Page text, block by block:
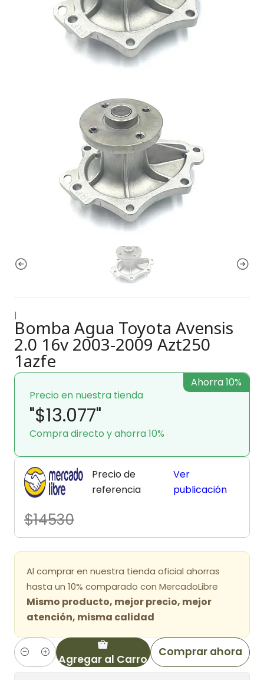
|
Bomba Agua Toyota Avensis
2.0 16v 2003-2009 Azt250
1azfe
Precio en nuestra tienda
"$13.077"
Compra directo y ahorra 10%
Ahorra 10%
Precio de
referencia
$14530
Ver
publicación
Al comprar en nuestra tienda oficial ahorras
hasta un 10% comparado con MercadoLibre
Mismo producto, mejor precio, mejor
atención, misma calidad
Cantidad Agregar al Carro
Comprar ahora